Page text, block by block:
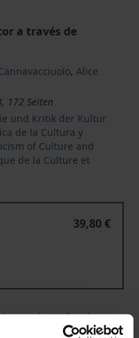
a través de
, Alice
172 Seiten
und Kritik der Kultur
de la Cultura y
of Culture and
de la Culture et
39,80 €
von der Lieferadresse